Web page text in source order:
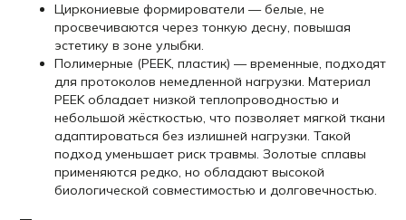
Циркониевые формирователи — белые, не
просвечиваются через тонкую десну, повышая
эстетику в зоне улыбки.
Полимерные (PEEK, пластик) — временные, подходят
для протоколов немедленной нагрузки. Материал
PEEK обладает низкой теплопроводностью и
небольшой жёсткостью, что позволяет мягкой ткани
адаптироваться без излишней нагрузки. Такой
подход уменьшает риск травмы. Золотые сплавы
применяются редко, но обладают высокой
биологической совместимостью и долговечностью.